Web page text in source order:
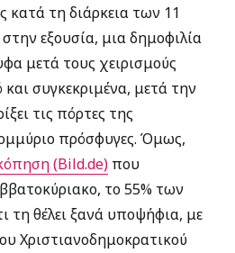
κατά τη διάρκεια των 11
εξουσία, μια δημοφιλία
μετά τους χειρισμούς
συγκεκριμένα, μετά την
τις πόρτες της
πρόσφυγες. Όμως,
(Bild.de) που
το 55% των
τη θέλει ξανά υποψήφια, με
Χριστιανοδημοκρατικού